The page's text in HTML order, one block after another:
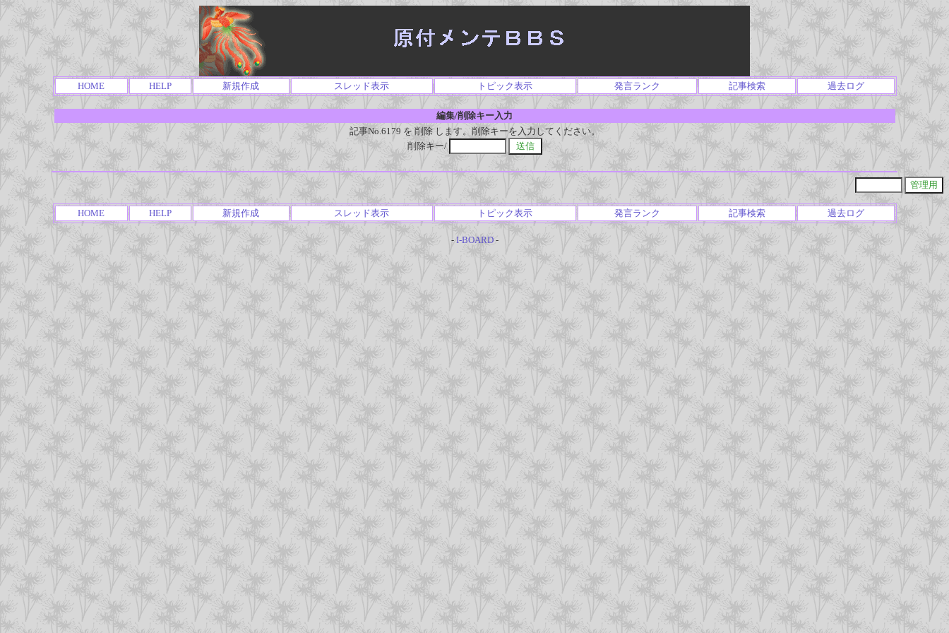
HOME HELP 新規作成 スレッド表示 トピック表示 発言ランク 記事検索 過去ログ
編集/削除キー入力
記事No.6179 を 削除 します。削除キーを入力してください。
削除キー/
HOME HELP 新規作成 スレッド表示 トピック表示 発言ランク 記事検索 過去ログ
- I-BOARD-